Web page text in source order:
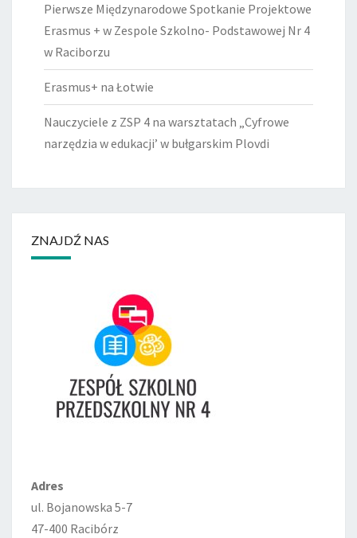
Pierwsze Międzynarodowe Spotkanie Projektowe
Erasmus + w Zespole Szkolno- Podstawowej Nr 4
w Raciborzu
Erasmus+ na Łotwie
Nauczyciele z ZSP 4 na warsztatach „Cyfrowe
narzędzia w edukacji’ w bułgarskim Plovdi
ZNAJDŹ NAS
Adres
ul. Bojanowska 5-7
47-400 Racibórz